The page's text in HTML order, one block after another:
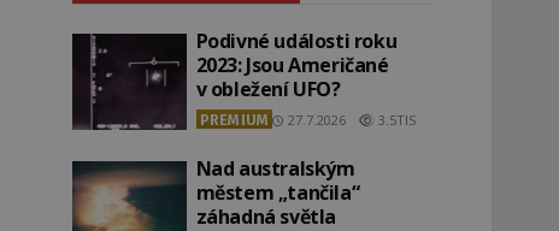
Podivné události roku
2023: Jsou Američané
v obležení UFO?
PREMIUM 27.7.2026 3.5TIS
Nad australským
městem „tančila“
záhadná světla